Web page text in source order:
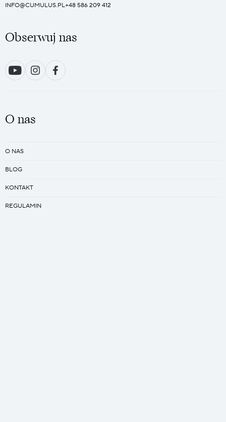
INFO@CUMULUS.PL+48 586 209 412
Obserwuj nas
O nas
O NAS
BLOG
KONTAKT
REGULAMIN